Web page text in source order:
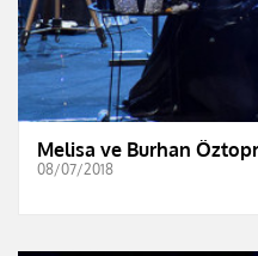
Melisa ve Burhan
08/07/2018